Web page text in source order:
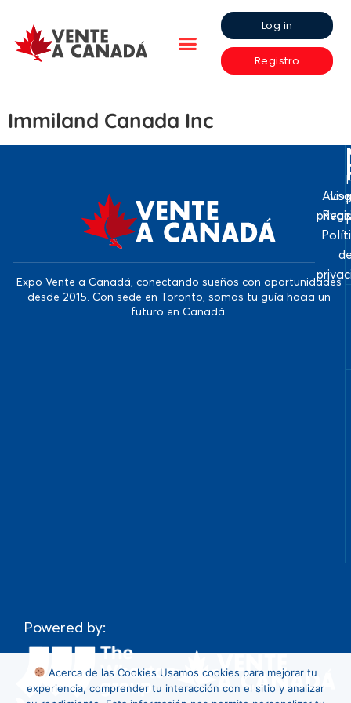
Log in
Registro
Immiland Canada Inc
Expo Vente a Canadá, conectando sueños con oportunidades
desde 2015. Con sede en Toronto, somos tu guía hacia un
futuro en Canadá.
Powered by:
Acerca de las Cookies Usamos cookies para mejorar tu
experiencia, comprender tu interacción con el sitio y analizar